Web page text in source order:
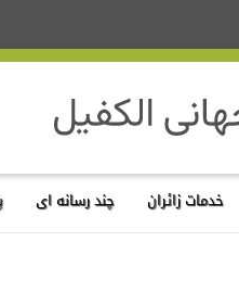
خدمات زائران چند رسانه ای